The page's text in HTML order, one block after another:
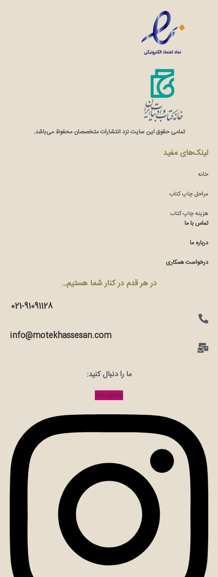
تمامی حقوق این سایت نزد انتشارات متخصصان محفوظ می‌باشد.
لینک‌های مفید
خانه
مراحل چاپ کتاب
هزینه چاپ کتاب
تماس با ما
درباره ما
درخواست همکاری
در هر قدم در کنار شما هستیم…
021-91091128
info@motekhassesan.com
ما را دنبال کنید:
Instagram